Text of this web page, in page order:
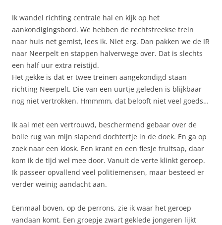
Ik wandel richting centrale hal en kijk op het
aankondigingsbord. We hebben de rechtstreekse trein
naar huis net gemist, lees ik. Niet erg. Dan pakken we de IR
naar Neerpelt en stappen halverwege over. Dat is slechts
een half uur extra reistijd.
Het gekke is dat er twee treinen aangekondigd staan
richting Neerpelt. Die van een uurtje geleden is blijkbaar
nog niet vertrokken. Hmmmm, dat belooft niet veel goeds…
Ik aai met een vertrouwd, beschermend gebaar over de
bolle rug van mijn slapend dochtertje in de doek. En ga op
zoek naar een kiosk. Een krant en een flesje fruitsap, daar
kom ik de tijd wel mee door. Vanuit de verte klinkt geroep.
Ik passeer opvallend veel politiemensen, maar besteed er
verder weinig aandacht aan.
Eenmaal boven, op de perrons, zie ik waar het geroep
vandaan komt. Een groepje zwart geklede jongeren lijkt